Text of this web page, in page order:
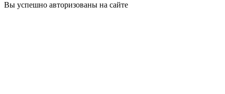
Вы успешно авторизованы на сайте